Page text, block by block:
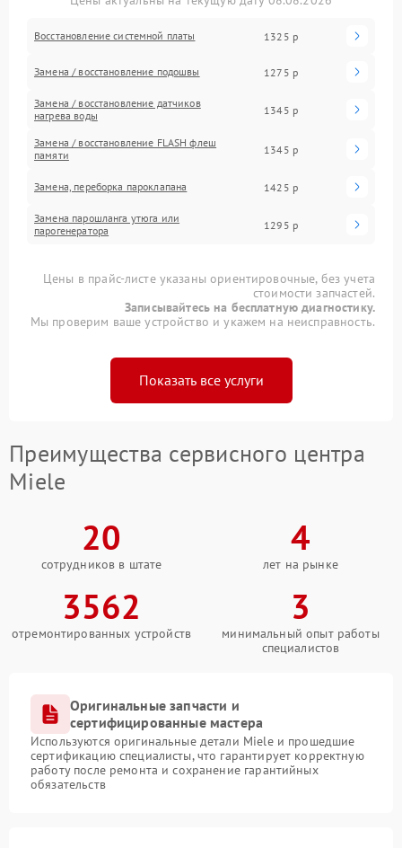
Восстановление системной платы 1325 р
Замена / восстановление подошвы 1275 р
Замена / восстановление датчиков
нагрева воды
1345 р
Замена / восстановление FLASH флеш
памяти
1345 р
Замена, переборка пароклапана 1425 р
Замена парошланга утюга или
парогенератора
1295 р
Цены в прайс-листе указаны ориентировочные, без учета
стоимости запчастей.
Записывайтесь на бесплатную диагностику.
Мы проверим ваше устройство и укажем на неисправность.
Показать все услуги
Преимущества сервисного центра
Miele
20
сотрудников в штате
4
лет на рынке
3562
отремонтированных устройств
3
минимальный опыт работы
специалистов
Оригинальные запчасти и
сертифицированные мастера
Используются оригинальные детали Miele и прошедшие
сертификацию специалисты, что гарантирует корректную
работу после ремонта и сохранение гарантийных
обязательств